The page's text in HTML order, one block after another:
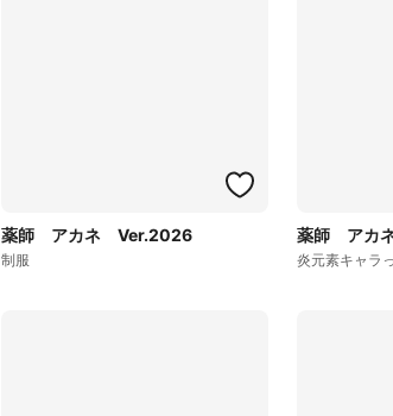
薬師 アカネ Ver.2026
制服
薬師 アカ
炎元素キャラ